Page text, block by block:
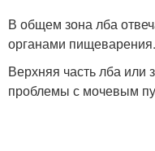
В общем зона лба
органами пищеварения.
Верхняя часть лба или
проблемы с мочевым